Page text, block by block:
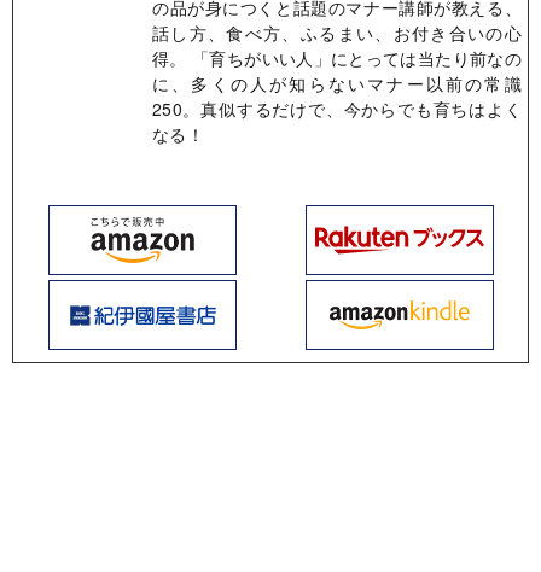
の品が身につくと話題のマナー講師が教える、
話し方、食べ方、ふるまい、お付き合いの心
得。 「育ちがいい人」にとっては当たり前なの
に、多くの人が知らないマナー以前の常識
250。真似するだけで、今からでも育ちはよく
なる！